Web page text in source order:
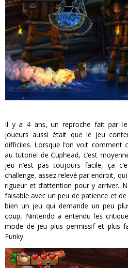
Il y a 4 ans, un reproche fait par
joueurs aussi était que le jeu
difficiles. Lorsque l’on voit comment
au tutoriel de Cuphead, c’est
jeu n’est pas toujours facile, ça
challenge, assez relevé par endroit,
rigueur et d’attention pour y arriver.
faisable avec un peu de patience et
bien un jeu qui demande un peu
coup, Nintendo a entendu les
mode de jeu plus permissif et plus
Funky.